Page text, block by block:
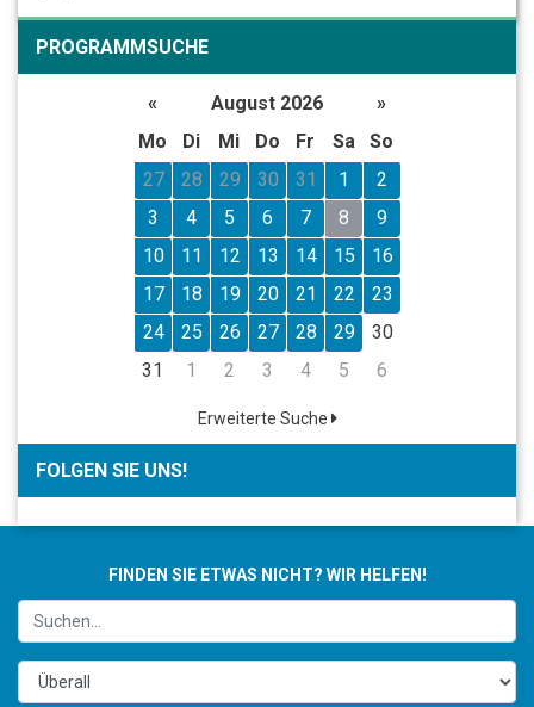
PROGRAMMSUCHE
« August 2026
»
Mo
Di Mi Do Fr Sa
So
27
28 29 30 31 1
2
3
4 5 6 7 8
9
10
11 12 13 14 15
16
17
18 19 20 21 22
23
24
25 26 27 28 29
30
31
1 2 3 4 5 6
Erweiterte Suche
FOLGEN SIE UNS!
FINDEN SIE ETWAS NICHT? WIR HELFEN!